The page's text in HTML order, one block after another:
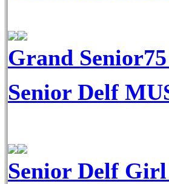
Grand
Senior Delf
Senior Delf